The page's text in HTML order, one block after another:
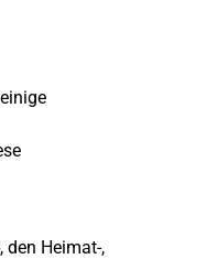
den Heimat-,